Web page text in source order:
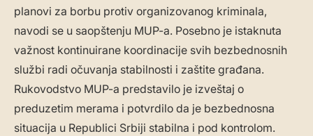
planovi za borbu protiv organizovanog kriminala,
navodi se u saopštenju MUP-a. Posebno je istaknuta
važnost kontinuirane koordinacije svih bezbednosnih
službi radi očuvanja stabilnosti i zaštite građana.
Rukovodstvo MUP-a predstavilo je izveštaj o
preduzetim merama i potvrdilo da je bezbednosna
situacija u Republici Srbiji stabilna i pod kontrolom.